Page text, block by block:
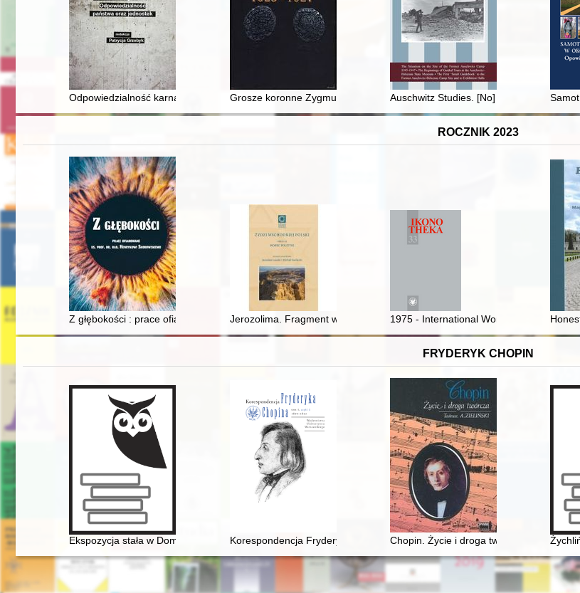
Odpowiedzialność karna Polskiej Zjednoczonej Partii Robotniczej (PZPR) za tzw. "zbrodnie komunistyczne"
Grosze koronne Zygmunta III Wazy z lat 1623-1627Auschwitz Studies. [No] 30 (2022)
ROCZNIK 2023
Z głębokości : prace ofiarowane ks. prof. dr. hab. Henrykowi Skorowskiemu
Jerozolima. Fragment większej całości : poezja Doroty Szatters wobec
1975 - International Women's Year and
FRYDERYK CHOPIN
Ekspozycja stała w Domu Urodzenia Fryderyka Chopina w Żelazowej Woli
Korespondencja Fryderyka Chopina. T. 3 cz. 1,Chopin. Życie i droga twórcza